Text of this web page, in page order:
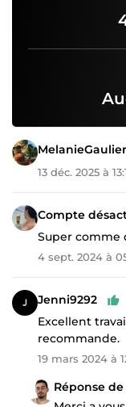
MelanieGaulier
13 déc. 2025 à
Compte
Super comme
4 sept. 2024 à
Jenni9292
Excellent
recommande.
19 mars 2024 à
Réponse